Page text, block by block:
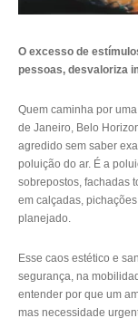
O excesso de
pessoas, desvaloriza
Quem caminha por
de Janeiro, Belo
agredido sem saber
poluição do ar. É a
sobrepostos, fachadas
em calçadas,
planejado.
Esse caos estético e
segurança, na
entender por que um
mas necessidade